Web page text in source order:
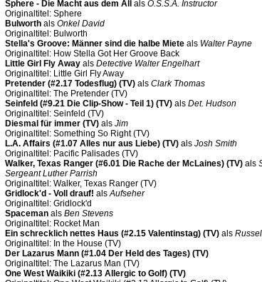
Sphere - Die Macht aus dem All als O.S.S.A. Instructor
Originaltitel: Sphere
Bulworth als Onkel David
Originaltitel: Bulworth
Stella's Groove: Männer sind die halbe Miete als Walter Payne
Originaltitel: How Stella Got Her Groove Back
Little Girl Fly Away als Detective Walter Engelhart
Originaltitel: Little Girl Fly Away
Pretender (#2.17 Todesflug) (TV) als Clark Thomas
Originaltitel: The Pretender (TV)
Seinfeld (#9.21 Die Clip-Show - Teil 1) (TV) als Det. Hudson
Originaltitel: Seinfeld (TV)
Diesmal für immer (TV) als Jim
Originaltitel: Something So Right (TV)
L.A. Affairs (#1.07 Alles nur aus Liebe) (TV) als Josh Smith
Originaltitel: Pacific Palisades (TV)
Walker, Texas Ranger (#6.01 Die Rache der McLaines) (TV) als
Sergeant Luther Parrish
Originaltitel: Walker, Texas Ranger (TV)
Gridlock'd - Voll drauf! alsAufseher
Originaltitel: Gridlock'd
Spaceman als Ben Stevens
Originaltitel: Rocket Man
Ein schrecklich nettes Haus (#2.15 Valentinstag) (TV) als
Originaltitel: In the House (TV)
Der Lazarus Mann (#1.04 Der Held des Tages) (TV)
Originaltitel: The Lazarus Man (TV)
One West Waikiki (#2.13 Allergic to Golf) (TV)